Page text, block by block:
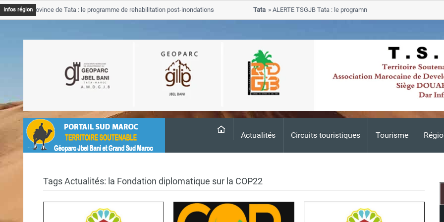
Actualités Circuits touristiques Tourisme
Infos régionProvince de Tata : le programme de rehabilitation post-inondations
ALERTE TSGJB Tata : le programme de rehabilitation post-
progresse dans les zones sinistrees
Tags Actualités: la Fondation diplomatique sur la COP22